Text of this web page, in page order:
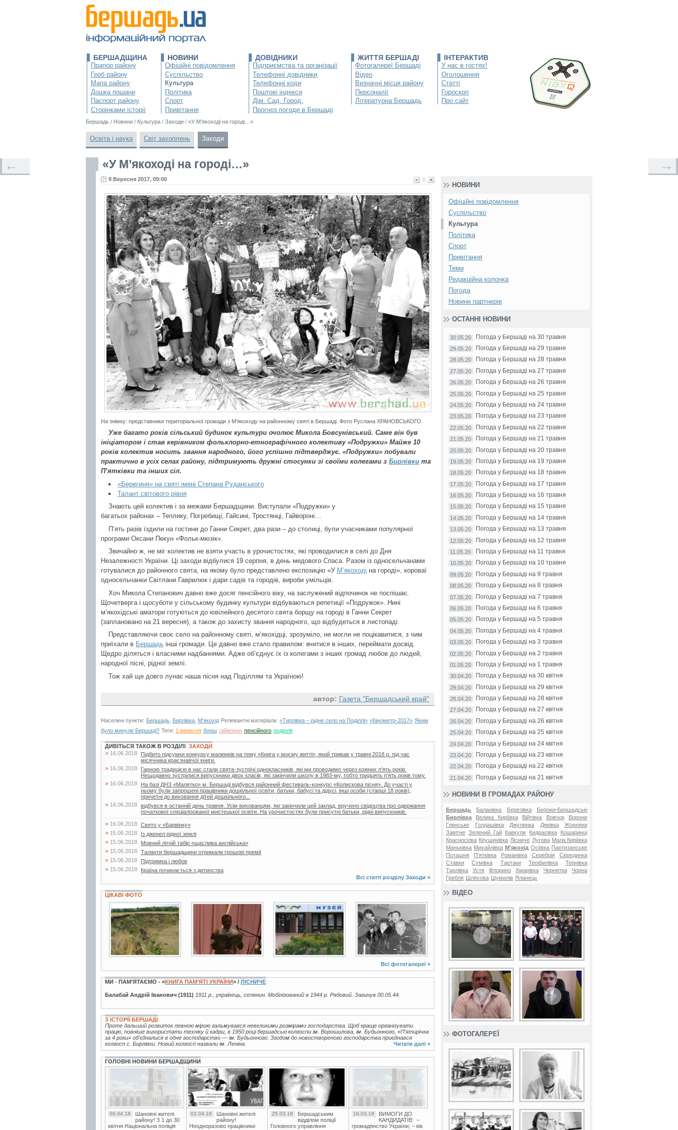
БЕРШАДЩИНА
Прапор району
Герб району
Мапа району
Дошка пошани
Паспорт району
Сторінками історії
НОВИНИ
Офіційні повідомлення
Суспільство
Культура
Політика
Спорт
Привітання
ДОВІДНИКИ
Підприємства та організації
Телефонні довідники
Телефонні коди
Поштові індекси
Дім. Сад. Город.
Прогноз погоди в Бершаді
ЖИТТЯ БЕРШАДІ
Фотогалереї Бершаді
Відео
Визначні місця району
Персоналії
Літературна Бершадь
ІНТЕРАКТИВ
У нас в гостях!
Оголошення
Статті
Гороскоп
Про сайт
Бершадь / Новини / Культура / Заходи / «У М’якоході на городі…»
Освіта і наука Світ захоплень Заходи
«У М’якоході на городі…»
0
9 Вересня 2017, 09:00
На знімку: представники територіальної громади з М’якоходу на районному святі в Бершаді. Фото Руслана ХРАНОВСЬКОГО.
Уже багато років сільський будинок культури очолює Микола Бовсунівський. Саме він був
ініціатором і став керівником фольклорно-етнографічного колективу «Подружки» Майже 10
років колектив носить звання народного, його успішно підтверджує. «Подружки» побували
практично в усіх селах району, підтримують дружні стосунки зі своїми колегами з Бирлівки та
П’ятківки та інших сіл.
«Берегиня» на святі імені Степана Руданського
Талант світового рівня
Знають цей колектив і за межами Бершадщини. Виступали «Подружки» у
багатьох районах – Теплику, Погребищі, Гайсині, Тростянці, Гайвороні…
П’ять разів їздили на гостини до Ганни Секрет, два рази – до столиці, були учасниками популярної
програми Оксани Пекун «Фольк-мюзік».
Звичайно ж, не міг колектив не взяти участь в урочистостях, які проводилися в селі до Дня
Незалежності України. Ці заходи відбулися 19 серпня, в день медового Спаса. Разом із односельчанами
готувалися до районного свята, на якому було представлено експозицію «У М’якоході на городі», короваї
односельчанки Світлани Гаврилюк і дари садів та городів, вироби умільців.
Хоч Микола Степанович давно вже досяг пенсійного віку, на заслужений відпочинок не поспішає.
Щочетверга і щосуботи у сільському будинку культури відбуваються репетиції «Подружок». Нині
м’якохідські аматори готуються до ювілейного десятого свята борщу на городі в Ганни Секрет
(заплановано на 21 вересня), а також до захисту звання народного, що відбудеться в листопаді.
Представляючи своє село на районному святі, м’якохідці, зрозуміло, не могли не поцікавитися, з чим
приїхали в Бершадь інші громади. Це давно вже стало правилом: вчитися в інших, переймати досвід.
Щедро діляться і власними надбаннями. Адже об’єднує їх із колегами з інших громад любов до людей,
народної пісні, рідної землі.
Тож хай ще довго лунає наша пісня над Поділлям та Україною!
автор: Газета "Бершадський край"
Населені пункти: Бершадь Бирлівка М'якохід Релевантні матеріали: «Тирлівка – рідне село на Поділлі» «Кінометр-2017» Яким
було минуле Бершаді? Теги: 1 вересня борщ гайворон пенсійного поділля
← →
ДИВІТЬСЯ ТАКОЖ В РОЗДІЛІ ЗАХОДИ
» 16.06.2018
Підбито підсумки конкурсу малюнків на тему «Книга у моєму житті», який тривав у травні 2018 р. під час
місячника краєзнавчої книги.
» 16.06.2018
Гарною традицією в нас стали свята-зустрічі однокласників, які ми проводимо через кожних п’ять років.
Нещодавно зустрілися випускники двох класів, які закінчили школу в 1983-му, тобто тридцять п’ять років тому.
» 16.06.2018
На базі ДНЗ «Малятко» м. Бершаді відбувся районний фестиваль-конкурс «Колискова пісня». До участі у
ньому були запрошені працівники дошкільної освіти, батьки, бабусі та дідусі, інші особи (старші 18 років),
причетні до виховання дітей дошкільного...
» 16.06.2018 відбувся в останній день травня. Усім вихованцям, які закінчили цей заклад, вручено свідоцтва про одержання
початкової спеціалізованої мистецької освіти. На урочистостях були присутні батьки, рідні випускників.
» 16.06.2018 Свято у «Барвінку»
» 15.06.2018 Із джерел рідної землі
» 15.06.2018 Мовний літній табір «щаслива англійська»
» 15.06.2018 Таланти бершадщини отримали грошові премії
» 15.06.2018 Підтримка і любов
» 15.06.2018
Країна починається з дитинства
Всі статті розділу Заходи »
ЦІКАВІ ФОТО
14 фото 13 фото 4 фото
Всі фотогалереї »
МИ - ПАМ’ЯТАЄМО - «КНИГА ПАМ’ЯТІ УКРАЇНИ» / ЛІСНИЧЕ
Балабай Андрій Іванович (1911) 1911 р., українець, селянин. Мобілізований в 1944 р. Рядовий. Загинув 00.05.44.
З ІСТОРІЇ БЕРШАДІ
Проте дальший розвиток певною мірою гальмувався невеликими розмірами господарства. Щоб краще організувати
працю, повніше використати техніку й кадри, в 1950 році бершадські колгоспи ім. Ворошилова, ім. Будьонного, «П'ятирічка
за 4 роки» об'єдналися в одне господарство — ім. Будьонного. Згодом до новоствореного господарства приєднався
колгосп с. Бирлівки. Новий колгосп назвали ім. Леніна.
Читати далі »
ГОЛОВНІ НОВИНИ БЕРШАДЩИНИ
06.04.18
Шановні жителі
району! З 1 до 30
квітня Національна поліція
02.04.18
Шановні жителі
району!
Неодноразово працівники
25.03.18
Бершадським
відділом поліції
Головного управління
18.03.18
ВИМОГИ ДО
КАНДИДАТІВ: –
громадянство України; – вік
НОВИНИ
Офіційні повідомлення
Суспільство
Культура
Політика
Спорт
Привітання
Теми
Редакційна колонка
Погода
Новини партнерів
ОСТАННІ НОВИНИ
30.05.20 Погода у Бершаді на 30 травня
29.05.20 Погода у Бершаді на 29 травня
28.05.20 Погода у Бершаді на 28 травня
27.05.20 Погода у Бершаді на 27 травня
26.05.20 Погода у Бершаді на 26 травня
25.05.20 Погода у Бершаді на 25 травня
24.05.20 Погода у Бершаді на 24 травня
23.05.20 Погода у Бершаді на 23 травня
22.05.20 Погода у Бершаді на 22 травня
21.05.20 Погода у Бершаді на 21 травня
20.05.20 Погода у Бершаді на 20 травня
19.05.20 Погода у Бершаді на 19 травня
18.05.20 Погода у Бершаді на 18 травня
17.05.20 Погода у Бершаді на 17 травня
16.05.20 Погода у Бершаді на 16 травня
15.05.20 Погода у Бершаді на 15 травня
14.05.20 Погода у Бершаді на 14 травня
13.05.20 Погода у Бершаді на 13 травня
12.05.20 Погода у Бершаді на 12 травня
11.05.20 Погода у Бершаді на 11 травня
10.05.20 Погода у Бершаді на 10 травня
09.05.20 Погода у Бершаді на 9 травня
08.05.20 Погода у Бершаді на 8 травня
07.05.20 Погода у Бершаді на 7 травня
06.05.20 Погода у Бершаді на 6 травня
05.05.20 Погода у Бершаді на 5 травня
04.05.20 Погода у Бершаді на 4 травня
03.05.20 Погода у Бершаді на 3 травня
02.05.20 Погода у Бершаді на 2 травня
01.05.20 Погода у Бершаді на 1 травня
30.04.20 Погода у Бершаді на 30 квітня
29.04.20 Погода у Бершаді на 29 квітня
28.04.20 Погода у Бершаді на 28 квітня
27.04.20 Погода у Бершаді на 27 квітня
26.04.20 Погода у Бершаді на 26 квітня
25.04.20 Погода у Бершаді на 25 квітня
24.04.20 Погода у Бершаді на 24 квітня
23.04.20 Погода у Бершаді на 23 квітня
22.04.20 Погода у Бершаді на 22 квітня
21.04.20 Погода у Бершаді на 21 квітня
НОВИНИ В ГРОМАДАХ РАЙОНУ
Бершадь Баланівка Березівка
Берізки-Бершадські
Бирлівка
Велика Киріївка Війтівка Вовчок
Ворони
Глинське
Голдашівка Джулинка Дяківка
Жорняки
Завітне Зелений Гай Кавкули Кидрасівка
Кошаринці
Красносілка Крушинівка Лісниче Лугова Мала Киріївка
Маньківка Михайлівка М'якохід Осіївка Партизанське
Поташня
П'ятківка Романівка Серебрія
Серединка
Ставки
Сумівка Тартаки Теофилівка
Тернівка
Тирлівка
Устя Флорино Хмарівка Чернятка
Чорна
Гребля
Шляхова Шумилів Яланець
ВІДЕО
ФОТОГАЛЕРЕЇ